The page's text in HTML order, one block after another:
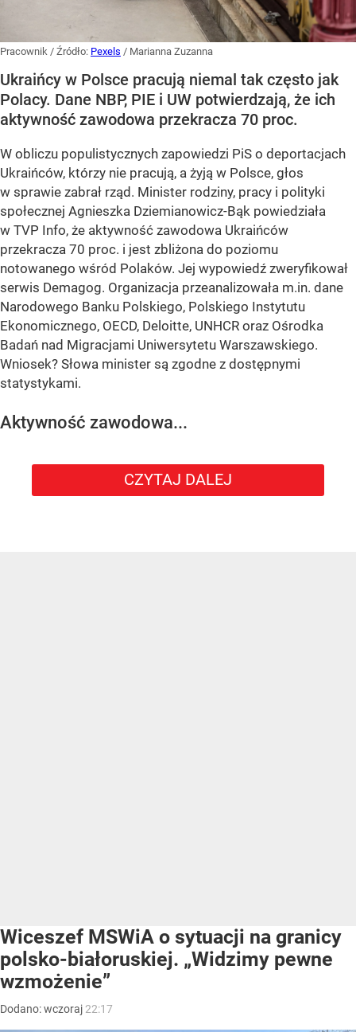
Pracownik / Źródło: Pexels / Marianna Zuzanna
Ukraińcy w Polsce pracują niemal tak często jak
Polacy. Dane NBP, PIE i UW potwierdzają, że ich
aktywność zawodowa przekracza 70 proc.
W obliczu populistycznych zapowiedzi PiS o deportacjach
Ukraińców, którzy nie pracują, a żyją w Polsce, głos
w sprawie zabrał rząd. Minister rodziny, pracy i polityki
społecznej Agnieszka Dziemianowicz-Bąk powiedziała
w TVP Info, że aktywność zawodowa Ukraińców
przekracza 70 proc. i jest zbliżona do poziomu
notowanego wśród Polaków. Jej wypowiedź zweryfikował
serwis Demagog. Organizacja przeanalizowała m.in. dane
Narodowego Banku Polskiego, Polskiego Instytutu
Ekonomicznego, OECD, Deloitte, UNHCR oraz Ośrodka
Badań nad Migracjami Uniwersytetu Warszawskiego.
Wniosek? Słowa minister są zgodne z dostępnymi
statystykami.
Aktywność zawodowa...
CZYTAJ DALEJ
Wiceszef MSWiA o sytuacji na granicy
polsko-białoruskiej. „Widzimy pewne
wzmożenie”
Dodano:wczoraj 22:17